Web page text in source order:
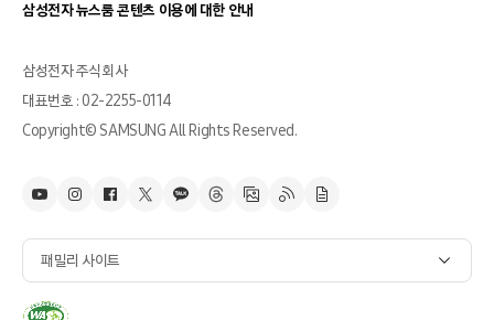
삼성전자 뉴스룸 콘텐츠 이용에 대한 안내
삼성전자 주식회사
대표번호 : 02-2255-0114
Copyright© SAMSUNG All Rights Reserved.
패밀리 사이트